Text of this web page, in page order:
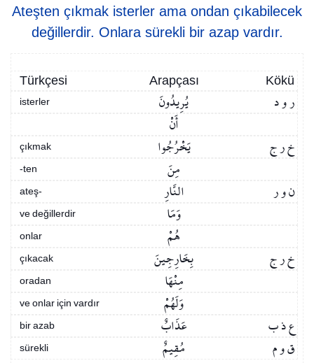
Ateşten çıkmak isterler ama ondan çıkabilecek
değillerdir. Onlara sürekli bir azap vardır.
Türkçesi Kökü
Arapçası
isterler ر و د
يُرِيدُونَ
أَنْ
çıkmak خ ر ج يَخْرُجُوا
-ten مِنَ
ateş- ن و ر النَّارِ
ve değillerdir وَمَا
onlar هُمْ
çıkacak خ ر ج بِخَارِجِينَ
oradan مِنْهَا
ve onlar için vardır وَلَهُمْ
bir azab ع ذ ب عَذَابٌ
sürekli ق و م مُقِيمٌ